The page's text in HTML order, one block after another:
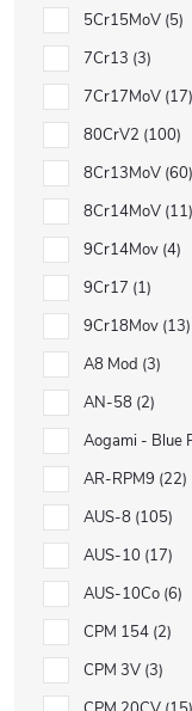
5Cr15MoV 5
7Cr13 3
7Cr17MoV 17
80CrV2 100
8Cr13MoV 60
8Cr14MoV 11
9Cr14Mov 4
9Cr17 1
9Cr18Mov 13
A8 Mod 3
AN-58 2
Aogami - Blue
AR-RPM9 22
AUS-8 105
AUS-10 17
AUS-10Co 6
CPM 154 2
CPM 3V 3